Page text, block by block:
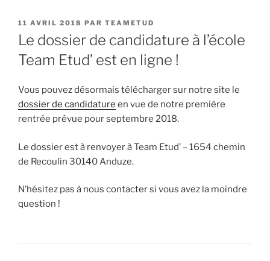
PUBLIÉ
LE
11 AVRIL 2018 PAR TEAMETUD
Le dossier de candidature à l’école
Team Etud’ est en ligne !
Vous pouvez désormais télécharger sur notre site le
dossier de candidature en vue de notre première
rentrée prévue pour septembre 2018.
Le dossier est à renvoyer à Team Etud’ – 1654 chemin
de Recoulin 30140 Anduze.
N’hésitez pas à nous contacter si vous avez la moindre
question !